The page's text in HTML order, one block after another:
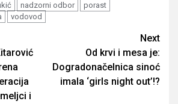
nadzorni odbor
porast
vodovod
i
Next
Od krvi i mesa je:
Dogradonačelnica sinoć
imala ‘girls night out’!?